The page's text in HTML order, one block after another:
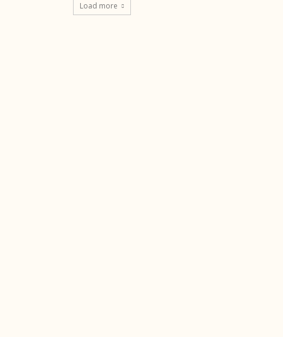
Load more